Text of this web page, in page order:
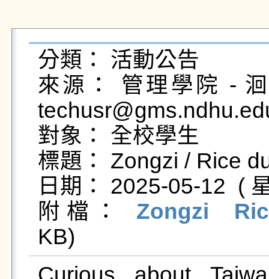
分類： 活動公告
來源： 管理學院 -
對象： 全校學生
標題： Zongzi / Rice
日期： 2025-05-12  (
附檔： Zongzi
KB)